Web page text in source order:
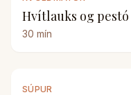
Hvítlauks og pestó
30 mín
SÚPUR